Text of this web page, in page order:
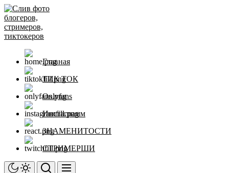
Перейти
к
содержимому
Главная
ТИК ТОК
Onlyfans
Инстаграмм
ЗНАМЕНИТОСТИ
СТРИМЕРШИ